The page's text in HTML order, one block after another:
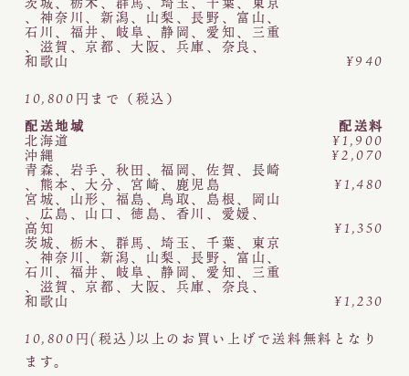
、 神奈川、新潟、 山梨、長野、 富山、
石川、 福井、 岐阜、静岡、 愛知、 三重
、 滋賀 、 京都、 大阪、 兵庫、 奈良 、
和歌山
¥940
10,800円まで（税込）
配送地域
配送料
北海道 ¥1,900
沖縄 ¥2,070
青森、 岩手 、 秋田 、福岡、 佐賀、 長崎
、 熊本、 大分、 宮崎、 鹿児島 ¥1,480
宮城、 山形、 福島、 鳥取、 島根、 岡山
、 広島、 山口 、徳島、 香川 、 愛媛、
高知 ¥1,350
茨城、 栃木、 群馬 、埼玉、 千葉、 東京
、 神奈川、新潟、 山梨、長野、 富山、
石川、 福井、 岐阜、静岡、 愛知、 三重
、 滋賀 、 京都、 大阪、 兵庫、 奈良 、
和歌山
¥1,230
10,800円(税込)以上のお買い上げで送料無料となり
ます。